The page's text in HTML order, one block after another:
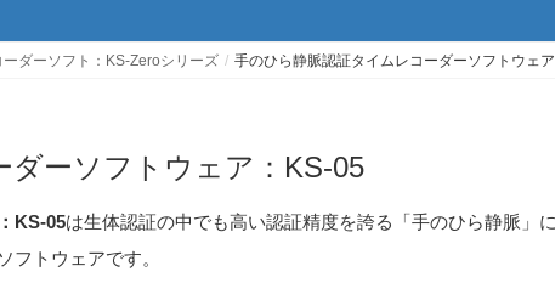
ーダーソフト：KS-Zeroシリーズ 手のひら静脈認証タイムレコーダーソフトウェ
ーソフトウェア：KS-05
KS-05は生体認証の中でも高い認証精度を誇る「手のひら静脈」に
フトウェアです。